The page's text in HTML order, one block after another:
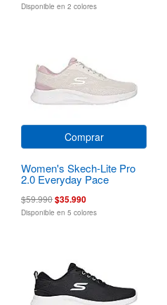
Disponible en 2 colores
Comprar
Women's Skech-Lite Pro
2.0 Everyday Pace
$59.990$35.990
Disponible en 5 colores